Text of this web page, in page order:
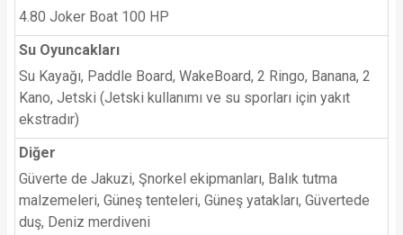
4.80 Joker Boat 100 HP
Su Oyuncakları
Su Kayağı, Paddle Board, WakeBoard, 2 Ringo, Banana, 2
Kano, Jetski (Jetski kullanımı ve su sporları için yakıt
ekstradır)
Diğer
Güverte de Jakuzi, Şnorkel ekipmanları, Balık tutma
malzemeleri, Güneş tenteleri, Güneş yatakları, Güvertede
duş, Deniz merdiveni